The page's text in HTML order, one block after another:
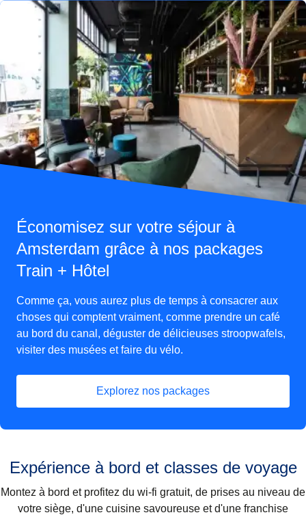
Économisez sur votre séjour à
Amsterdam grâce à nos packages
Train + Hôtel
Comme ça, vous aurez plus de temps à consacrer aux
choses qui comptent vraiment, comme prendre un café
au bord du canal, déguster de délicieuses stroopwafels,
visiter des musées et faire du vélo.
Explorez nos packages
(Ouvre un nouvel onglet
Expérience à bord et classes de voyage
Montez à bord et profitez du wi-fi gratuit, de prises au niveau de
votre siège, d'une cuisine savoureuse et d'une franchise